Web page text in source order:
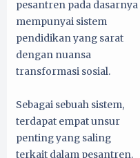
pesantren pada dasarnya
mempunyai sistem
pendidikan yang sarat
dengan nuansa
transformasi sosial.
Sebagai sebuah sistem,
terdapat empat unsur
penting yang saling
terkait dalam pesantren.